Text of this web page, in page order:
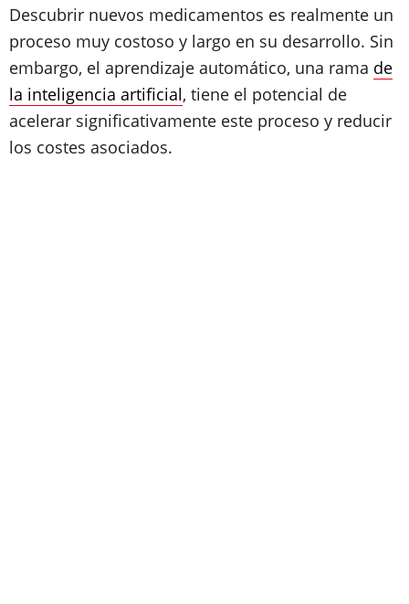
Descubrir nuevos medicamentos es realmente un
proceso muy costoso y largo en su desarrollo. Sin
embargo, el aprendizaje automático, una rama de
la inteligencia artificial, tiene el potencial de
acelerar significativamente este proceso y reducir
los costes asociados.